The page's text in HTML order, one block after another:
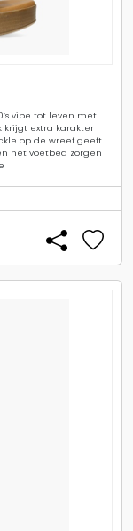
vibe tot leven met
krijgt extra karakter
op de wreef geeft
het voetbed zorgen